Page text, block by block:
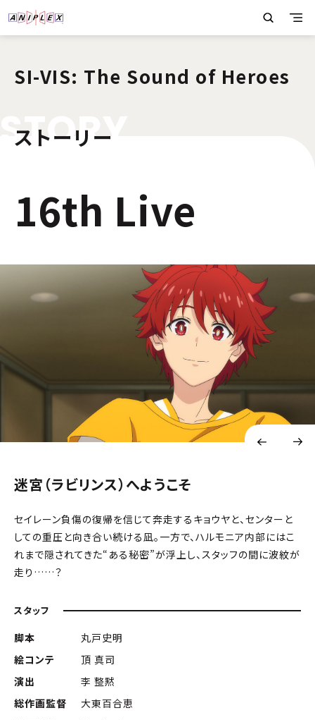
SI-VIS: The Sound of Heroes
STORY
ストーリー
16th Live
迷宮（ラビリンス）へようこそ
セイレーン負傷の復帰を信じて奔走するキョウヤと、センターと
しての重圧と向き合い続ける凪。一方で、ハルモニア内部にはこ
れまで隠されてきた“ある秘密”が浮上し、スタッフの間に波紋が
走り……？
スタッフ
脚本
丸戸史明
絵コンテ
頂 真司
演出
李 整黙
総作画監督
大東百合恵